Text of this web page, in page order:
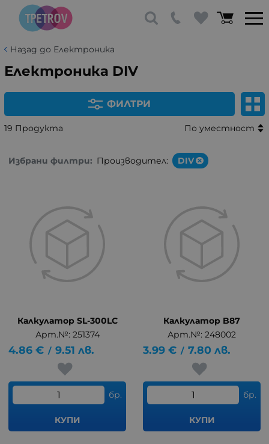
Назад до Електроника
Електроника DIV
ФИЛТРИ
19 Продукта По уместност
Избрани филтри: Производител: DIV
Калкулатор SL-300LC
Арт.№: 251374
4.86 € / 9.51 лв.
бр.
КУПИ
Калкулатор B87
Арт.№: 248002
3.99 € / 7.80 лв.
бр.
КУПИ